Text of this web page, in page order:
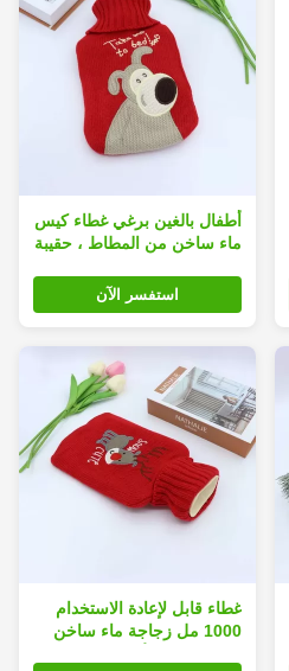
أطفال بالغين برغي غطاء كيس
ماء ساخن من المطاط ، حقيبة
استفسر الآن
غطاء قابل لإعادة الاستخدام
1000 مل زجاجة ماء ساخن